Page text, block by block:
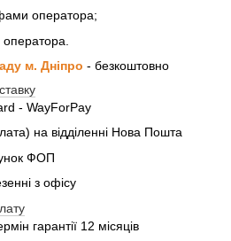
оператора;
м. Дніпро - безкоштовно
- WayForPay
на відділенні Нова Пошта
ФОП
з офісу
гарантії 12 місяців